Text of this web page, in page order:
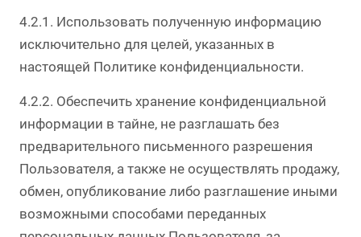
4.2.1. Использовать полученную информацию
исключительно для целей, указанных в
настоящей Политике конфиденциальности.
4.2.2. Обеспечить хранение конфиденциальной
информации в тайне, не разглашать без
предварительного письменного разрешения
Пользователя, а также не осуществлять продажу,
обмен, опубликование либо разглашение иными
возможными способами переданных